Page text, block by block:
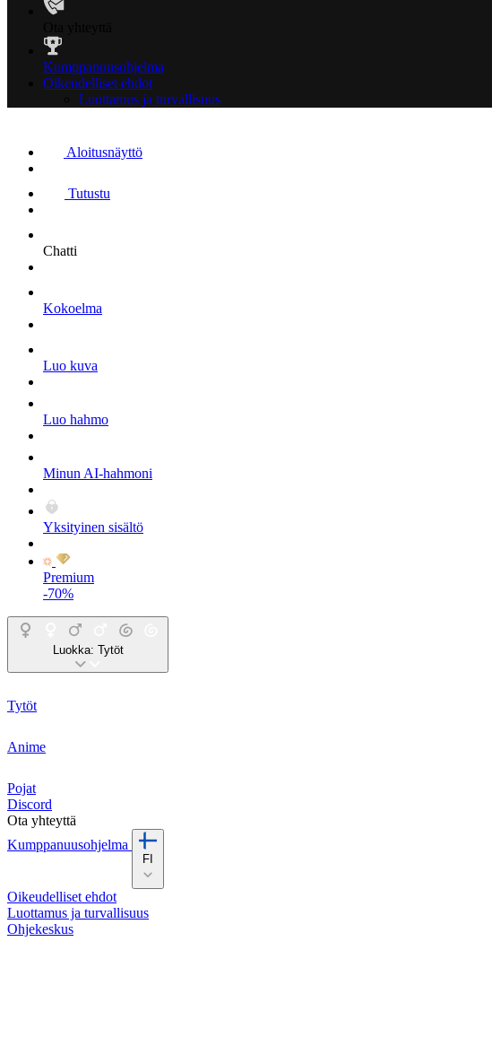
Kumppanuusohjelma
Oikeudelliset ehdot
Luottamus ja turvallisuus
Aloitusnäyttö
Tutustu
Chatti
Kokoelma
Luo kuva
Luo hahmo
Minun AI-hahmoni
Yksityinen sisältö
Premium
-70%
Luokka: Tytöt
Tytöt
Anime
Pojat
Discord
Ota yhteyttä
Kumppanuusohjelma
FI
Oikeudelliset ehdot
Luottamus ja turvallisuus
Ohjekeskus